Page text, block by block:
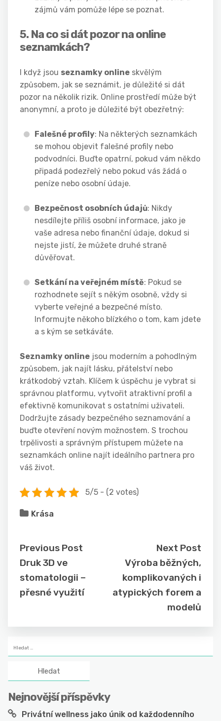
zájmů vám pomůže lépe se poznat.
5. Na co si dát pozor na online
seznamkách?
I když jsou seznamky online skvělým
způsobem, jak se seznámit, je důležité si dát
pozor na několik rizik. Online prostředí může být
anonymní, a proto je důležité být obezřetný:
Falešné profily: Na některých seznamkách
se mohou objevit falešné profily nebo
podvodníci. Buďte opatrní, pokud vám někdo
připadá podezřelý nebo pokud vás žádá o
peníze nebo osobní údaje.
Bezpečnost osobních údajů: Nikdy
nesdílejte příliš osobní informace, jako je
vaše adresa nebo finanční údaje, dokud si
nejste jistí, že můžete druhé straně
důvěřovat.
Setkání na veřejném místě: Pokud se
rozhodnete sejít s někým osobně, vždy si
vyberte veřejné a bezpečné místo.
Informujte někoho blízkého o tom, kam jdete
a s kým se setkáváte.
Seznamky online jsou moderním a pohodlným
způsobem, jak najít lásku, přátelství nebo
krátkodobý vztah. Klíčem k úspěchu je vybrat si
správnou platformu, vytvořit atraktivní profil a
efektivně komunikovat s ostatními uživateli.
Dodržujte zásady bezpečného seznamování a
buďte otevření novým možnostem. S trochou
trpělivosti a správným přístupem můžete na
seznamkách online najít ideálního partnera pro
váš život.
5/5 - (2 votes)
Krása
Previous Post
Druk 3D ve
stomatologii –
přesné využití
Next Post
Výroba běžných,
komplikovaných i
atypických forem a
modelů
Nejnovější příspěvky
Privátní wellness jako únik od každodenního